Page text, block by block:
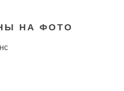
НА ФОТО